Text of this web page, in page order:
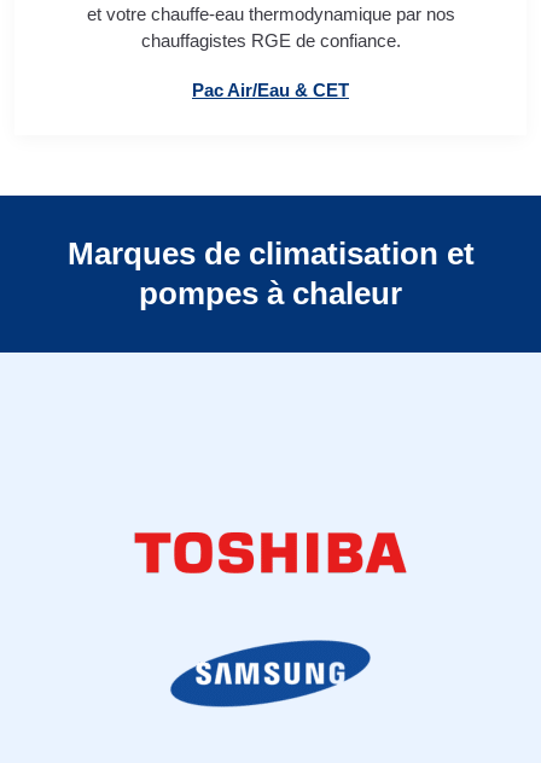
et votre chauffe-eau thermodynamique par nos
chauffagistes RGE de confiance.
Pac Air/Eau & CET
Marques de climatisation et
pompes à chaleur